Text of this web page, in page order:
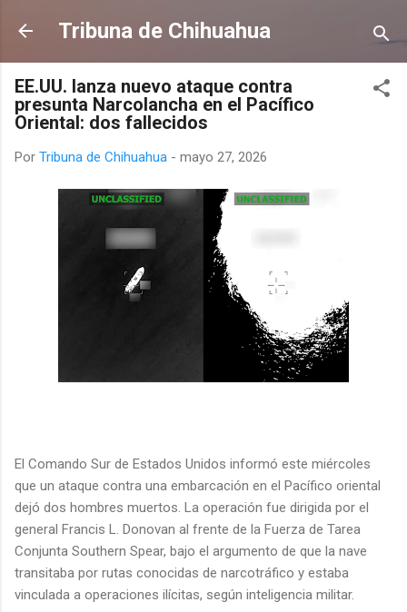
Ir al contenido principal
Tribuna de Chihuahua
EE.UU. lanza nuevo ataque contra
presunta Narcolancha en el Pacífico
Oriental: dos fallecidos
Por Tribuna de Chihuahua - mayo 27, 2026
El Comando Sur de Estados Unidos informó este miércoles
que un ataque contra una embarcación en el Pacífico oriental
dejó dos hombres muertos. La operación fue dirigida por el
general Francis L. Donovan al frente de la Fuerza de Tarea
Conjunta Southern Spear, bajo el argumento de que la nave
transitaba por rutas conocidas de narcotráfico y estaba
vinculada a operaciones ilícitas, según inteligencia militar.